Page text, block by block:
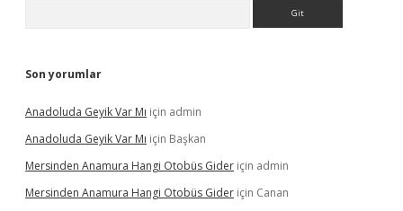
Son yorumlar
Anadoluda Geyik Var Mı için admin
Anadoluda Geyik Var Mı için Başkan
Mersinden Anamura Hangi Otobüs Gider için admin
Mersinden Anamura Hangi Otobüs Gider için Canan